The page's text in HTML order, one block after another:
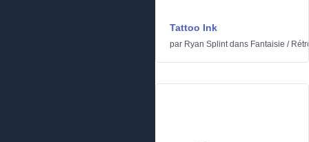
Tattoo Ink
par Ryan Splintdans Fantaisie /